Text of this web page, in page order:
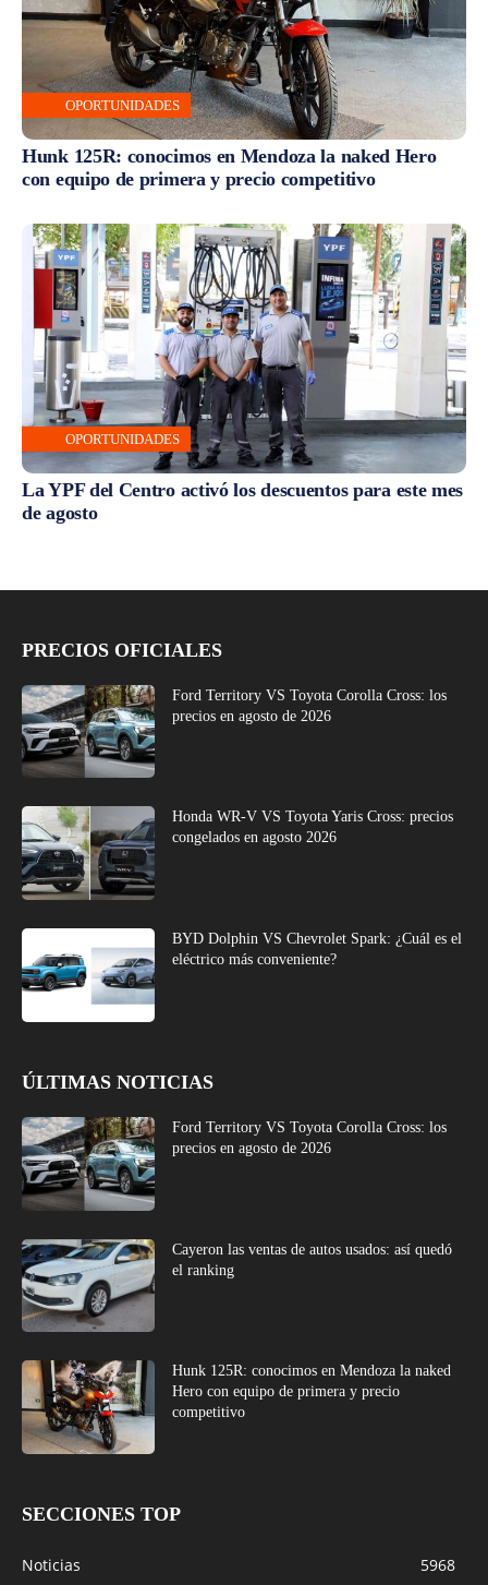
OPORTUNIDADES
Hunk 125R: conocimos en Mendoza la naked Hero
con equipo de primera y precio competitivo
OPORTUNIDADES
La YPF del Centro activó los descuentos para este mes
de agosto
PRECIOS OFICIALES
Ford Territory VS Toyota Corolla Cross: los
precios en agosto de 2026
Honda WR-V VS Toyota Yaris Cross: precios
congelados en agosto 2026
BYD Dolphin VS Chevrolet Spark: ¿Cuál es el
eléctrico más conveniente?
ÚLTIMAS NOTICIAS
Ford Territory VS Toyota Corolla Cross: los
precios en agosto de 2026
Cayeron las ventas de autos usados: así quedó
el ranking
Hunk 125R: conocimos en Mendoza la naked
Hero con equipo de primera y precio
competitivo
SECCIONES TOP
Noticias
5968